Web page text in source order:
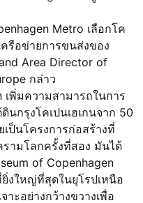
Metro เลือกโค
รือข่ายการขนส่งของ
Area Director of
กล่าว
เพิ่มความสามารถในการ
นกรุงโคเปนเฮเกนจาก 50
ป็นโครงการก่อสร้างที่
ามโลกครั้งที่สอง มันได้
of Copenhagen
งใหญ่ที่สุดในยุโรปเหนือ
ะอย่างกว้างขวางเพื่อ